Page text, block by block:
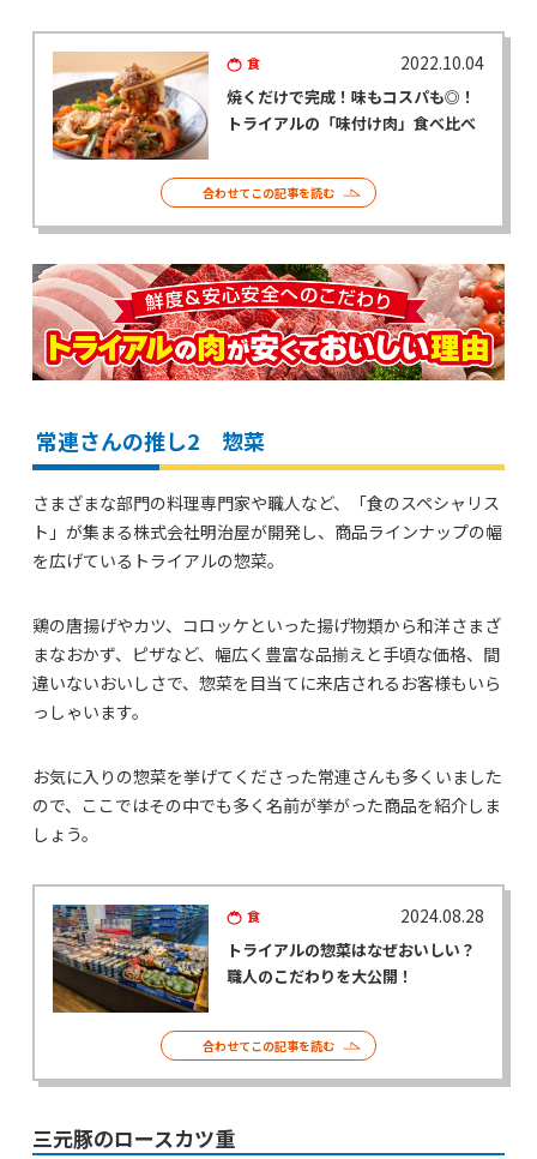
食 2022.10.04
焼くだけで完成！味もコスパも◎！
トライアルの「味付け肉」食べ比べ
合わせてこの記事を読む
常連さんの推し2 惣菜
さまざまな部門の料理専門家や職人など、「食のスペシャリス
ト」が集まる株式会社明治屋が開発し、商品ラインナップの幅
を広げているトライアルの惣菜。
鶏の唐揚げやカツ、コロッケといった揚げ物類から和洋さまざ
まなおかず、ピザなど、幅広く豊富な品揃えと手頃な価格、間
違いないおいしさで、惣菜を目当てに来店されるお客様もいら
っしゃいます。
お気に入りの惣菜を挙げてくださった常連さんも多くいました
ので、ここではその中でも多く名前が挙がった商品を紹介しま
しょう。
食 2024.08.28
トライアルの惣菜はなぜおいしい？
職人のこだわりを大公開！
合わせてこの記事を読む
三元豚のロースカツ重